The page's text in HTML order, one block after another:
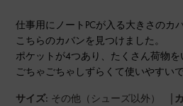
仕事用にノートPCが入る大きさのカ
こちらのカバンを見つけました。
ポケットが4つあり、たくさん荷物を
ごちゃごちゃしずらくて使いやすいで
サイズ: その他（シューズ以外） |